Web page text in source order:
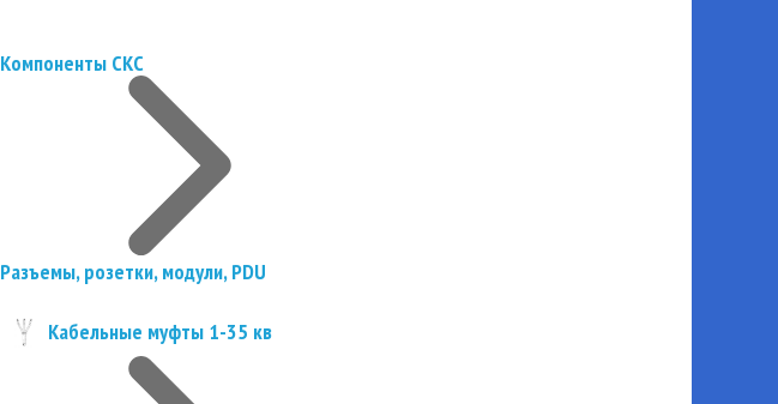
Компоненты СКС
Разъемы, розетки, модули, PDU
Кабельные муфты 1-35 кв